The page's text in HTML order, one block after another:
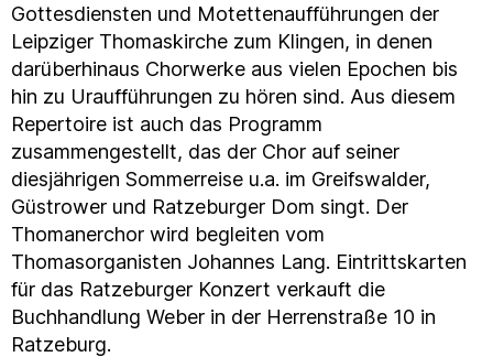
Gottesdiensten und Motettenaufführungen der
Leipziger Thomaskirche zum Klingen, in denen
darüberhinaus Chorwerke aus vielen Epochen bis
hin zu Uraufführungen zu hören sind. Aus diesem
Repertoire ist auch das Programm
zusammengestellt, das der Chor auf seiner
diesjährigen Sommerreise u.a. im Greifswalder,
Güstrower und Ratzeburger Dom singt. Der
Thomanerchor wird begleiten vom
Thomasorganisten Johannes Lang. Eintrittskarten
für das Ratzeburger Konzert verkauft die
Buchhandlung Weber in der Herrenstraße 10 in
Ratzeburg.